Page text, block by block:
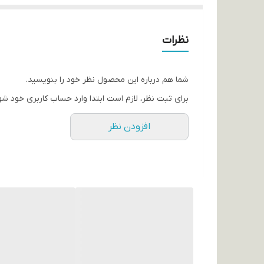
نظرات
شما هم درباره این محصول نظر خود را بنویسید.
برای ثبت نظر، لازم است ابتدا وارد حساب کاربری خود
افزودن نظر